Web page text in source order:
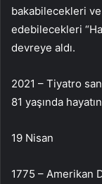
bakabilecekleri ve
edebilecekleri
devreye aldı.
2021 – Tiyatro
81 yaşında
19 Nisan
1775 – Amerikan